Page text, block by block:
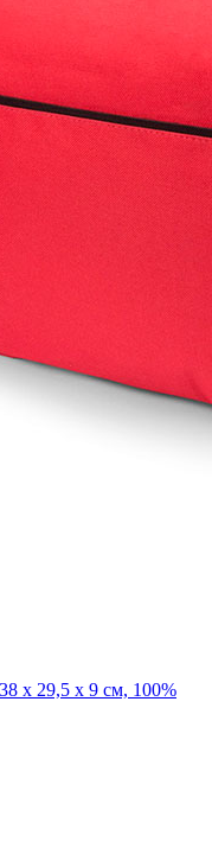
х 29,5 x 9 см, 100%